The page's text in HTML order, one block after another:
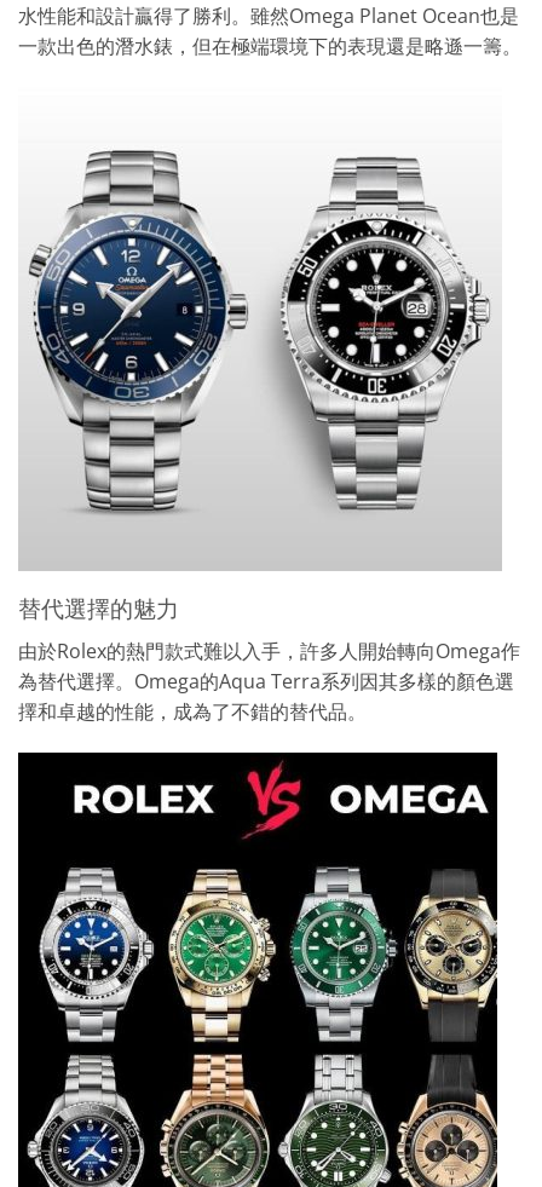
水性能和設計贏得了勝利。雖然Omega Planet Ocean也是
一款出色的潛水錶，但在極端環境下的表現還是略遜一籌。
替代選擇的魅力
由於Rolex的熱門款式難以入手，許多人開始轉向Omega作
為替代選擇。Omega的Aqua Terra系列因其多樣的顏色選
擇和卓越的性能，成為了不錯的替代品。